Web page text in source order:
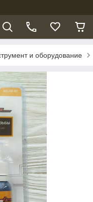
и оборудование